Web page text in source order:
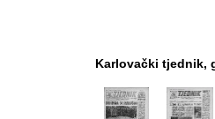
Karlovački tjednik,